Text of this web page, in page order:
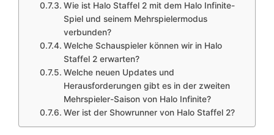
Wie ist Halo Staffel 2 mit dem Halo Infinite-
Spiel und seinem Mehrspielermodus
verbunden?
Welche Schauspieler können wir in Halo
Staffel 2 erwarten?
Welche neuen Updates und
Herausforderungen gibt es in der zweiten
Mehrspieler-Saison von Halo Infinite?
Wer ist der Showrunner von Halo Staffel 2?